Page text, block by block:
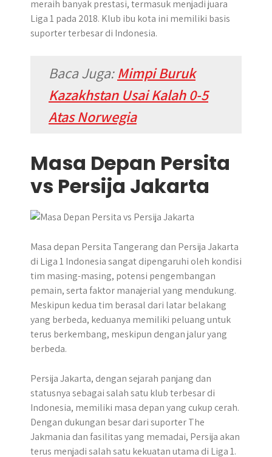
meraih banyak prestasi, termasuk menjadi juara
Liga 1 pada 2018. Klub ibu kota ini memiliki basis
suporter terbesar di Indonesia.
Baca Juga:Mimpi Buruk
Kazakhstan Usai Kalah 0-5
Atas Norwegia
Masa Depan Persita
vs Persija Jakarta
Masa depan Persita Tangerang dan Persija Jakarta
di Liga 1 Indonesia sangat dipengaruhi oleh kondisi
tim masing-masing, potensi pengembangan
pemain, serta faktor manajerial yang mendukung.
Meskipun kedua tim berasal dari latar belakang
yang berbeda, keduanya memiliki peluang untuk
terus berkembang, meskipun dengan jalur yang
berbeda.
Persija Jakarta, dengan sejarah panjang dan
statusnya sebagai salah satu klub terbesar di
Indonesia, memiliki masa depan yang cukup cerah.
Dengan dukungan besar dari suporter The
Jakmania dan fasilitas yang memadai, Persija akan
terus menjadi salah satu kekuatan utama di Liga 1.